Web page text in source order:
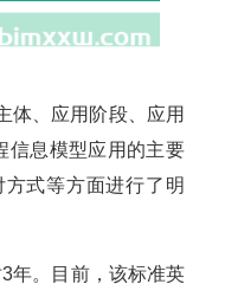
体、应用阶段、应用
信息模型应用的主要
式等方面进行了明
年。目前，该标准英